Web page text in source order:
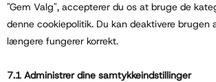
"Gem Valg", accepterer du os at bruge de
denne cookiepolitik. Du kan deaktivere
længere fungerer korrekt.
7.1 Administrer dine samtykkeindstillinger